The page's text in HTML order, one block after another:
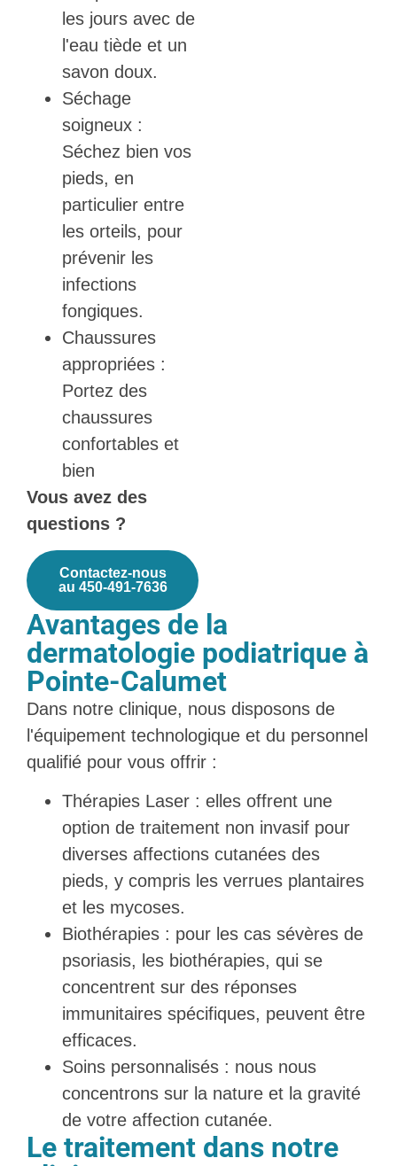
les jours avec de
l'eau tiède et un
savon doux.
Séchage
soigneux :
Séchez bien vos
pieds, en
particulier entre
les orteils, pour
prévenir les
infections
fongiques.
Chaussures
appropriées :
Portez des
chaussures
confortables et
bien
Vous avez des
questions ?
Contactez-nous
au 450-491-7636
Avantages de la
dermatologie podiatrique à
Pointe-Calumet
Dans notre clinique, nous disposons de
l'équipement technologique et du personnel
qualifié pour vous offrir :
Thérapies Laser : elles offrent une
option de traitement non invasif pour
diverses affections cutanées des
pieds, y compris les verrues plantaires
et les mycoses.
Biothérapies : pour les cas sévères de
psoriasis, les biothérapies, qui se
concentrent sur des réponses
immunitaires spécifiques, peuvent être
efficaces.
Soins personnalisés : nous nous
concentrons sur la nature et la gravité
de votre affection cutanée.
Le traitement dans notre